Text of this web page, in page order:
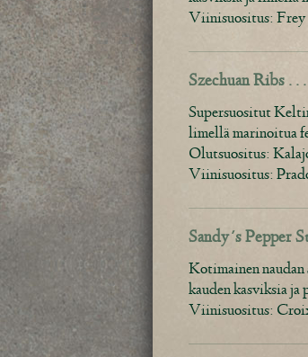
Viinisuositus: Frey
Szechuan Ribs . .
Supersuositut
limellä marinoitua
Olutsuositus:
Viinisuositus:
Sandy´s Pepper
Kotimainen
kauden kasviksia ja
Viinisuositus: